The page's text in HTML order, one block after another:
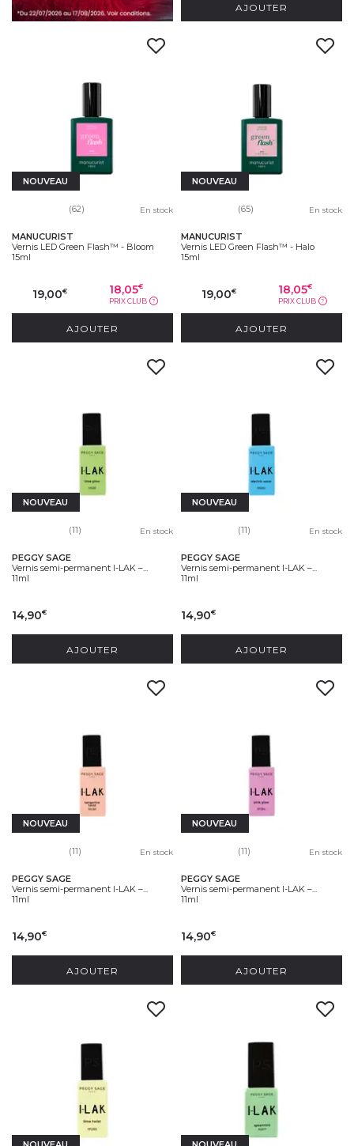
AJOUTER
NOUVEAU
(62) En stock
MANUCURIST
Vernis LED Green Flash™ - Bloom
15ml
19,00€ 18,05€
PRIX CLUB ?
AJOUTER
NOUVEAU
(65) En stock
MANUCURIST
Vernis LED Green Flash™ - Halo
15ml
19,00€ 18,05€
PRIX CLUB ?
AJOUTER
NOUVEAU
(11) En stock
PEGGY SAGE
Vernis semi-permanent I-LAK –...
11ml
14,90€
AJOUTER
NOUVEAU
(11) En stock
PEGGY SAGE
Vernis semi-permanent I-LAK –...
11ml
14,90€
AJOUTER
NOUVEAU
(11) En stock
PEGGY SAGE
Vernis semi-permanent I-LAK –...
11ml
14,90€
AJOUTER
NOUVEAU
(11) En stock
PEGGY SAGE
Vernis semi-permanent I-LAK –...
11ml
14,90€
AJOUTER